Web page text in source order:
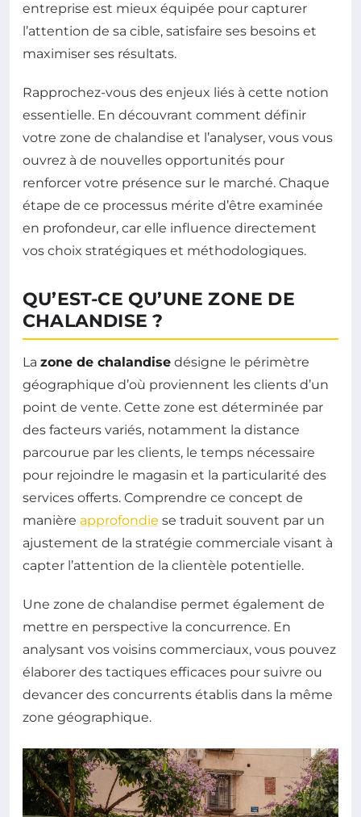
entreprise est mieux équipée pour capturer
l’attention de sa cible, satisfaire ses besoins et
maximiser ses résultats.
Rapprochez-vous des enjeux liés à cette notion
essentielle. En découvrant comment définir
votre zone de chalandise et l’analyser, vous vous
ouvrez à de nouvelles opportunités pour
renforcer votre présence sur le marché. Chaque
étape de ce processus mérite d’être examinée
en profondeur, car elle influence directement
vos choix stratégiques et méthodologiques.
QU’EST-CE QU’UNE ZONE DE
CHALANDISE ?
La zone de chalandise désigne le périmètre
géographique d’où proviennent les clients d’un
point de vente. Cette zone est déterminée par
des facteurs variés, notamment la distance
parcourue par les clients, le temps nécessaire
pour rejoindre le magasin et la particularité des
services offerts. Comprendre ce concept de
manière approfondie se traduit souvent par un
ajustement de la stratégie commerciale visant à
capter l’attention de la clientèle potentielle.
Une zone de chalandise permet également de
mettre en perspective la concurrence. En
analysant vos voisins commerciaux, vous pouvez
élaborer des tactiques efficaces pour suivre ou
devancer des concurrents établis dans la même
zone géographique.